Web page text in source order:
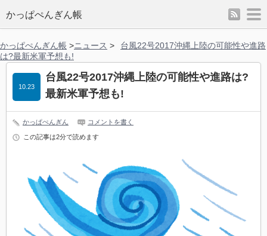
かっぱぺんぎん帳 rss
かっぱぺんぎん帳 >ニュース >
台風22号2017沖縄上陸の可能性や進路
は?最新米軍予想も!
台風22号2017沖縄上陸の可能性や進路は?
最新米軍予想も!
10.23
かっぱぺんぎん コメントを書く
この記事は2分で読めます